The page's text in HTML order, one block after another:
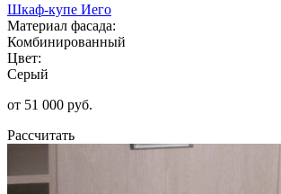
Шкаф-купе Иего
Материал фасада:
Комбинированный
Цвет:
Серый
от 51 000 руб.
Рассчитать